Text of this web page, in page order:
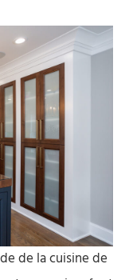
de la cuisine de